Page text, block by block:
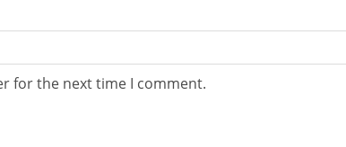
for the next time I comment.